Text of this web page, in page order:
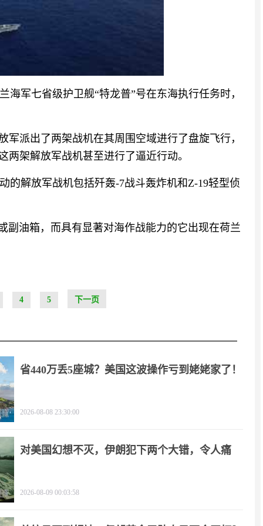
军七省级护卫舰“特龙普”号在东海执行任务时，
军派出了两架战机在其周围空域进行了盘旋飞行，
两架解放军战机甚至进行了逼近行动。
的解放军战机包括歼轰-7战斗轰炸机和Z-19轻型侦
副油箱，而具有显著对海作战能力的它出现在荷兰
4 5 下一页
省440万丢5座城？美国这波操作亏到姥姥家了！
2026-08-08 23:30:00
对美国幻想不灭，伊朗犯下两个大错，令人痛
2026-08-09 00:03:58